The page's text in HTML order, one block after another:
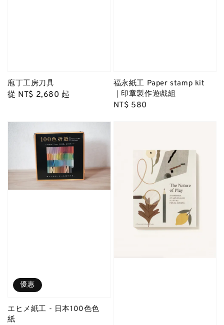
庖丁工房刀具
Regular
從 NT$ 2,680 起
福永紙工 Paper stamp kit
｜印章製作遊戲組
Regular
NT$ 580
優惠
エヒメ紙工 - 日本100色色
紙